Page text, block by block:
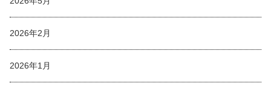
2026年2月
2026年1月